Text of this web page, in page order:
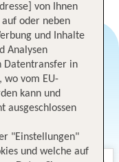
von Ihnen
oder neben
und Inhalte
Analysen
Datentransfer in
wo vom EU-
kann und
ausgeschlossen
"Einstellungen"
und welche auf